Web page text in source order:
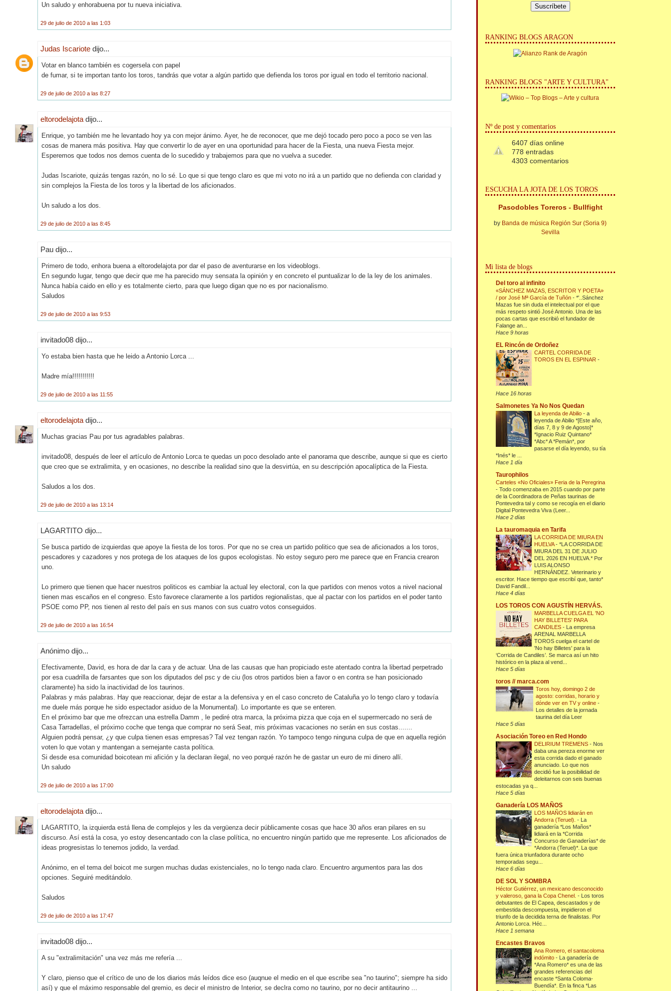
Un saludo y enhorabuena por tu nueva iniciativa.
29 de julio de 2010 a las 1:03
Judas Iscariote dijo...
Votar en blanco también es cogersela con papel
de fumar, si te importan tanto los toros, tandrás que votar a algún partido que defienda los toros por igual en todo el territorio nacional.
29 de julio de 2010 a las 8:27
eltorodelajota dijo...
Enrique, yo también me he levantado hoy ya con mejor ánimo. Ayer, he de reconocer, que me dejó tocado pero poco a poco se ven las
cosas de manera más positiva. Hay que convertir lo de ayer en una oportunidad para hacer de la Fiesta, una nueva Fiesta mejor.
Esperemos que todos nos demos cuenta de lo sucedido y trabajemos para que no vuelva a suceder.
Judas Iscariote, quizás tengas razón, no lo sé. Lo que si que tengo claro es que mi voto no irá a un partido que no defienda con claridad y
sin complejos la Fiesta de los toros y la libertad de los aficionados.
Un saludo a los dos.
29 de julio de 2010 a las 8:45
Pau dijo...
Primero de todo, enhora buena a eltorodelajota por dar el paso de aventurarse en los videoblogs.
En segundo lugar, tengo que decir que me ha parecido muy sensata la opinión y en concreto el puntualizar lo de la ley de los animales.
Nunca había caido en ello y es totalmente cierto, para que luego digan que no es por nacionalismo.
Saludos
29 de julio de 2010 a las 9:53
invitado08 dijo...
Yo estaba bien hasta que he leido a Antonio Lorca ...
Madre mía!!!!!!!!!!!
29 de julio de 2010 a las 11:55
eltorodelajota dijo...
Muchas gracias Pau por tus agradables palabras.
invitado08, después de leer el artículo de Antonio Lorca te quedas un poco desolado ante el panorama que describe, aunque si que es cierto
que creo que se extralimita, y en ocasiones, no describe la realidad sino que la desvirtúa, en su descripción apocalíptica de la Fiesta.
Saludos a los dos.
29 de julio de 2010 a las 13:14
LAGARTITO dijo...
Se busca partido de izquierdas que apoye la fiesta de los toros. Por que no se crea un partido politico que sea de aficionados a los toros,
pescadores y cazadores y nos protega de los ataques de los gupos ecologistas. No estoy seguro pero me parece que en Francia crearon
uno.
Lo primero que tienen que hacer nuestros politicos es cambiar la actual ley electoral, con la que partidos con menos votos a nivel nacional
tienen mas escaños en el congreso. Esto favorece claramente a los partidos regionalistas, que al pactar con los partidos en el poder tanto
PSOE como PP, nos tienen al resto del país en sus manos con sus cuatro votos conseguidos.
29 de julio de 2010 a las 16:54
Anónimo dijo...
Efectivamente, David, es hora de dar la cara y de actuar. Una de las causas que han propiciado este atentado contra la libertad perpetrado
por esa cuadrilla de farsantes que son los diputados del psc y de ciu (los otros partidos bien a favor o en contra se han posicionado
claramente) ha sido la inactividad de los taurinos.
Palabras y más palabras. Hay que reaccionar, dejar de estar a la defensiva y en el caso concreto de Cataluña yo lo tengo claro y todavía
me duele más porque he sido espectador asiduo de la Monumental). Lo importante es que se enteren.
En el próximo bar que me ofrezcan una estrella Damm , le pediré otra marca, la próxima pizza que coja en el supermercado no será de
Casa Tarradellas, el próximo coche que tenga que comprar no será Seat, mis próximas vacaciones no serán en sus costas.......
Alguien podrá pensar, ¿y que culpa tienen esas empresas? Tal vez tengan razón. Yo tampoco tengo ninguna culpa de que en aquella región
voten lo que votan y mantengan a semejante casta política.
Si desde esa comunidad boicotean mi afición y la declaran ilegal, no veo porqué razón he de gastar un euro de mi dinero allí.
Un saludo
29 de julio de 2010 a las 17:00
eltorodelajota dijo...
LAGARTITO, la izquierda está llena de complejos y les da vergüenza decir públicamente cosas que hace 30 años eran pilares en su
discurso. Así está la cosa, yo estoy desencantado con la clase política, no encuentro ningún partido que me represente. Los aficionados de
ideas progresistas lo tenemos jodido, la verdad.
Anónimo, en el tema del boicot me surgen muchas dudas existenciales, no lo tengo nada claro. Encuentro argumentos para las dos
opciones. Seguiré meditándolo.
Saludos
29 de julio de 2010 a las 17:47
invitado08 dijo...
A su "extralimitación" una vez más me refería ...
Y claro, pienso que el crítico de uno de los diarios más leídos dice eso (auqnue el medio en el que escribe sea "no taurino"; siempre ha sido
así) y que el máximo responsable del gremio, es decir el ministro de Interior, se declra como no taurino, por no decir antitaurino ...
RANKING BLOGS ARAGON
RANKING BLOGS "ARTE Y CULTURA"
Nº de post y comentarios
6407 días online
778 entradas
4303 comentarios
ESCUCHA LA JOTA DE LOS TOROS
Pasodobles Toreros - Bullfight
by Banda de música Región Sur (Soria 9)
Sevilla
Mi lista de blogs
Del toro al infinito
«SÁNCHEZ MAZAS, ESCRITOR Y POETA»
/ por José Mª García de Tuñón-*'..Sánchez
Mazas fue sin duda el intelectual por el que
más respeto sintió José Antonio. Una de las
pocas cartas que escribió el fundador de
Falange an...
Hace 9 horas
EL Rincón de Ordoñez
CARTEL CORRIDA DE
TOROS EN EL ESPINAR-
Hace 16 horas
Salmonetes Ya No Nos Quedan
La leyenda de Abilio-a
leyenda de Abilio *[Este año,
días 7, 8 y 9 de Agosto]*
*Ignacio Ruiz Quintano*
*Abc* A *Pemán*, por
pasarse el día leyendo, su tía
*Inés* le ...
Hace 1 día
Taurophilos
Carteles «No Oficiales» Feria de la Peregrina
-Todo comenzaba en 2015 cuando por parte
de la Coordinadora de Peñas taurinas de
Pontevedra tal y como se recogía en el diario
Digital Pontevedra Viva (Leer...
Hace 2 días
La tauromaquia en Tarifa
LA CORRIDA DE MIURA EN
HUELVA-*LA CORRIDA DE
MIURA DEL 31 DE JULIO
DEL 2026 EN HUELVA.* Por
LUIS ALONSO
HERNÁNDEZ. Veterinario y
escritor. Hace tiempo que escribí que, tanto*
David Fandil...
Hace 4 días
LOS TOROS CON AGUSTÍN HERVÁS.
MARBELLA CUELGA EL 'NO
HAY BILLETES' PARA
CANDILES- La empresa
ARENAL MARBELLA
TOROS cuelga el cartel de
'No hay Billetes' para la
‘Corrida de Candiles’. Se marca así un hito
histórico en la plaza al vend...
Hace 5 días
toros // marca.com
Toros hoy, domingo 2 de
agosto: corridas, horario y
dónde ver en TV y online-
Los detalles de la jornada
taurina del día Leer
Hace 5 días
Asociación Toreo en Red Hondo
DELIRIUM TREMENS- Nos
daba una pereza enorme ver
esta corrida dado el ganado
anunciado. Lo que nos
decidió fue la posibilidad de
deleitarnos con seis buenas
estocadas ya q...
Hace 5 días
Ganadería LOS MAÑOS
LOS MAÑOS lidiarán en
Andorra (Teruel).- La
ganadería *Los Maños*
lidiará en la *Corrida
Concurso de Ganaderías* de
*Andorra (Teruel)*. La que
fuera única triunfadora durante ocho
temporadas segu...
Hace 6 días
DE SOL Y SOMBRA
Héctor Gutiérrez, un mexicano desconocido
y valeroso, gana la Copa Chenel.- Los toros
debutantes de El Capea, descastados y de
embestida descompuesta, impidieron el
triunfo de la decidida terna de finalistas. Por
Antonio Lorca. Héc...
Hace 1 semana
Encastes Bravos
Ana Romero, el santacoloma
indómito- La ganadería de
*Ana Romero* es una de las
grandes referencias del
encaste *Santa Coloma-
Buendía*. En la finca *Las